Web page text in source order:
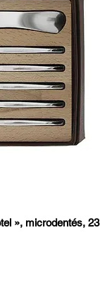
», microdentés, 23